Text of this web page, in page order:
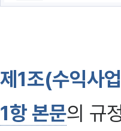
제1조(수익사
1항 본문의 규